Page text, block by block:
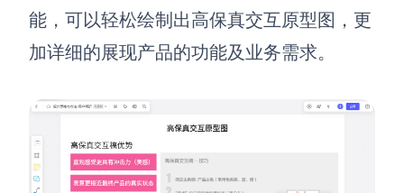
能，可以轻松绘制出高保真交互原型图，更
加详细的展现产品的功能及业务需求。